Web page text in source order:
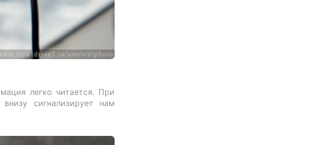
легко читается. При
сигнализирует нам